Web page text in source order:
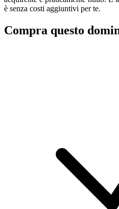
è senza costi aggiuntivi per te.
Compra questo